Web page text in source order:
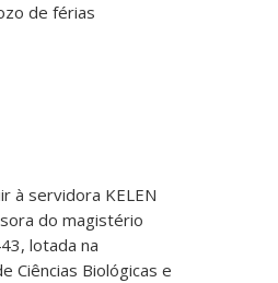
de férias
à servidora KELEN
do magistério
lotada na
Ciências Biológicas e